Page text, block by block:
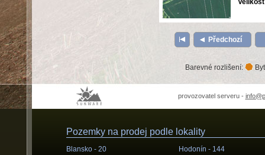
Předchozí
Barevné rozlišení:
provozovatel serveru -
Pozemky na prodej podle lokality
Blansko - 20
Hodonín - 144